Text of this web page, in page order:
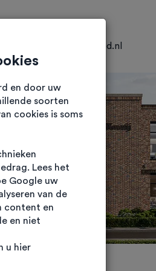
info@hkvastgoed.nl
en door uw
soorten
cookies is soms
Lees het
Google uw
van de
content en
en niet
u hier